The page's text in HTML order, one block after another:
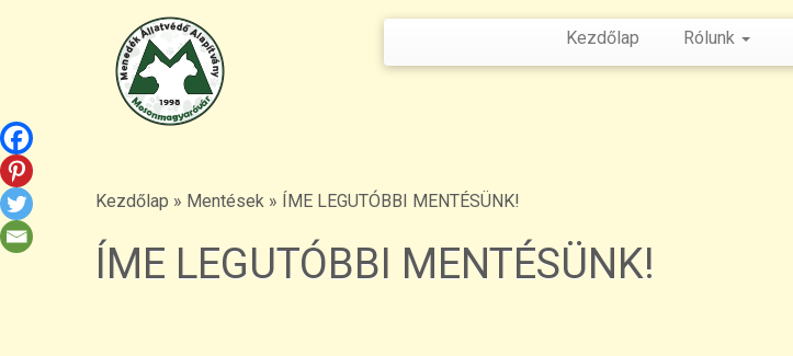
content
Kezdőlap Rólunk
Kezdőlap » Mentések » ÍME LEGUTÓBBI MENTÉSÜNK!
ÍME LEGUTÓBBI MENTÉSÜNK!